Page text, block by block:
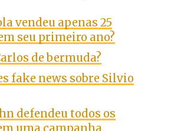
vendeu apenas 25
seu primeiro ano?
de bermuda?
fake news sobre Silvio
defendeu todos os